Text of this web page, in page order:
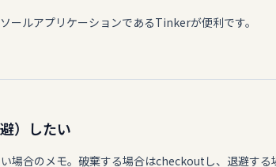
ールアプリケーションであるTinkerが便利です。
）したい
場合のメモ。破棄する場合はcheckoutし、退避する